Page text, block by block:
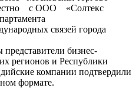
с ООО «Солтекс
связей города
бизнес-
регионов и Республики
компании подтвердили
формате.